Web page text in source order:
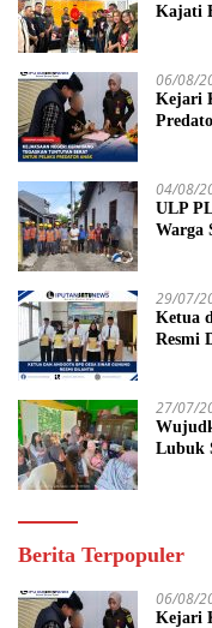
Kajati
06/08/
Kejari
04/08/
ULP
Warga
29/07/
Ketua
Resmi
27/07/
Lubuk
Berita Terpopuler
06/08/
Kejari